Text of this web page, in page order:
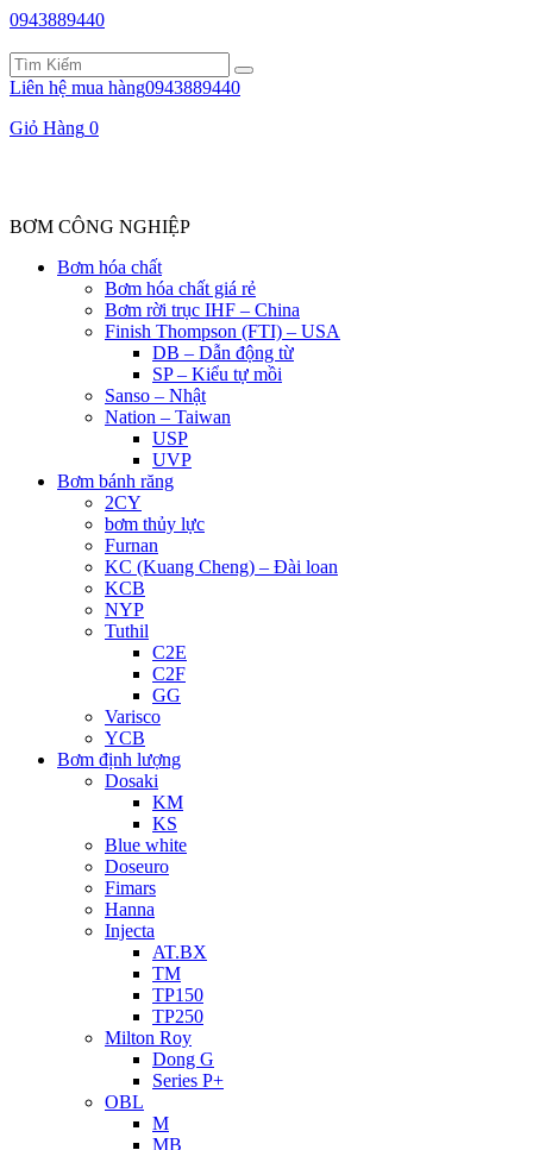
0943889440
Liên hệ mua hàng0943889440
Giỏ Hàng 0
BƠM CÔNG NGHIỆP
Bơm hóa chất
Bơm hóa chất giá rẻ
Bơm rời trục IHF – China
Finish Thompson (FTI) – USA
DB – Dẫn động từ
SP – Kiểu tự mồi
Sanso – Nhật
Nation – Taiwan
USP
UVP
Bơm bánh răng
2CY
bơm thủy lực
Furnan
KC (Kuang Cheng) – Đài loan
KCB
NYP
Tuthil
C2E
C2F
GG
Varisco
YCB
Bơm định lượng
Dosaki
KM
KS
Blue white
Doseuro
Fimars
Hanna
Injecta
AT.BX
TM
TP150
TP250
Milton Roy
Dong G
Series P+
OBL
M
MB